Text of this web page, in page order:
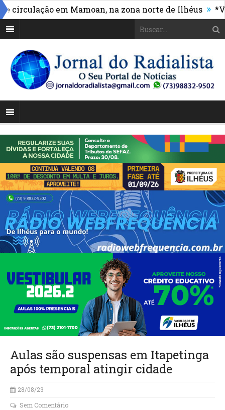
em Mamoan, na zona norte de Ilhéus »
Aulas são suspensas em Itapetinga
após temporal atingir cidade
28/08/23
Sem Comentário